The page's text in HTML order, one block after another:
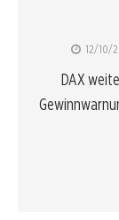
12/10/
DAX